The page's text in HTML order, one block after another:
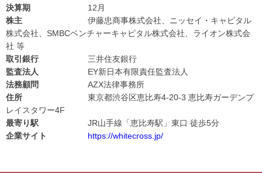
決算期
12月
株主 伊藤忠商事株式会社、ニッセイ・キャピタル
株式会社、SMBCベンチャーキャピタル株式会社、ライオン株式会
社 等
取引銀行
三井住友銀行
監査法人
EY新日本有限責任監査法人
法務顧問
AZX法律事務所
住所
東京都渋谷区恵比寿4-20-3 恵比寿ガーデンプ
レイスタワー4F
最寄り駅 JR山手線「恵比寿駅」東口 徒歩5分
企業サイト https://whitecross.jp/